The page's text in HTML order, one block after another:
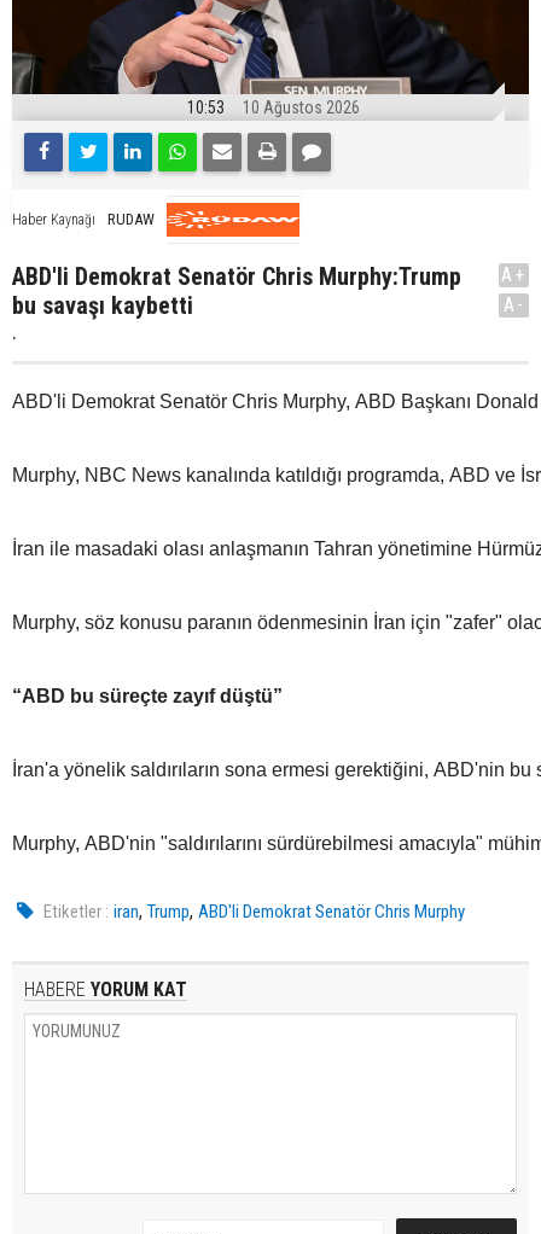
10:53 10 Ağustos 2026
Haber Kaynağı RUDAW
ABD'li Demokrat Senatör Chris Murphy:Trump
bu savaşı kaybetti
.
A+
A-
ABD'li Demokrat Senatör Chris Murphy, ABD Başkanı
Murphy, NBC News kanalında katıldığı programda, ABD ve
İran ile masadaki olası anlaşmanın Tahran yönetimine
Murphy, söz konusu paranın ödenmesinin İran için "zafer"
“ABD bu süreçte zayıf düştü”
İran'a yönelik saldırıların sona ermesi gerektiğini, ABD'nin
Murphy, ABD'nin "saldırılarını sürdürebilmesi amacıyla"
Etiketler : iran,Trump,ABD'li Demokrat Senatör Chris Murphy
HABERE YORUM KAT